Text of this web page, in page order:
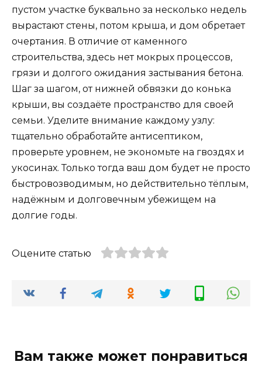
пустом участке буквально за несколько недель
вырастают стены, потом крыша, и дом обретает
очертания. В отличие от каменного
строительства, здесь нет мокрых процессов,
грязи и долгого ожидания застывания бетона.
Шаг за шагом, от нижней обвязки до конька
крыши, вы создаёте пространство для своей
семьи. Уделите внимание каждому узлу:
тщательно обработайте антисептиком,
проверьте уровнем, не экономьте на гвоздях и
укосинах. Только тогда ваш дом будет не просто
быстровозводимым, но действительно тёплым,
надёжным и долговечным убежищем на
долгие годы.
Оцените статью
Вам также может понравиться